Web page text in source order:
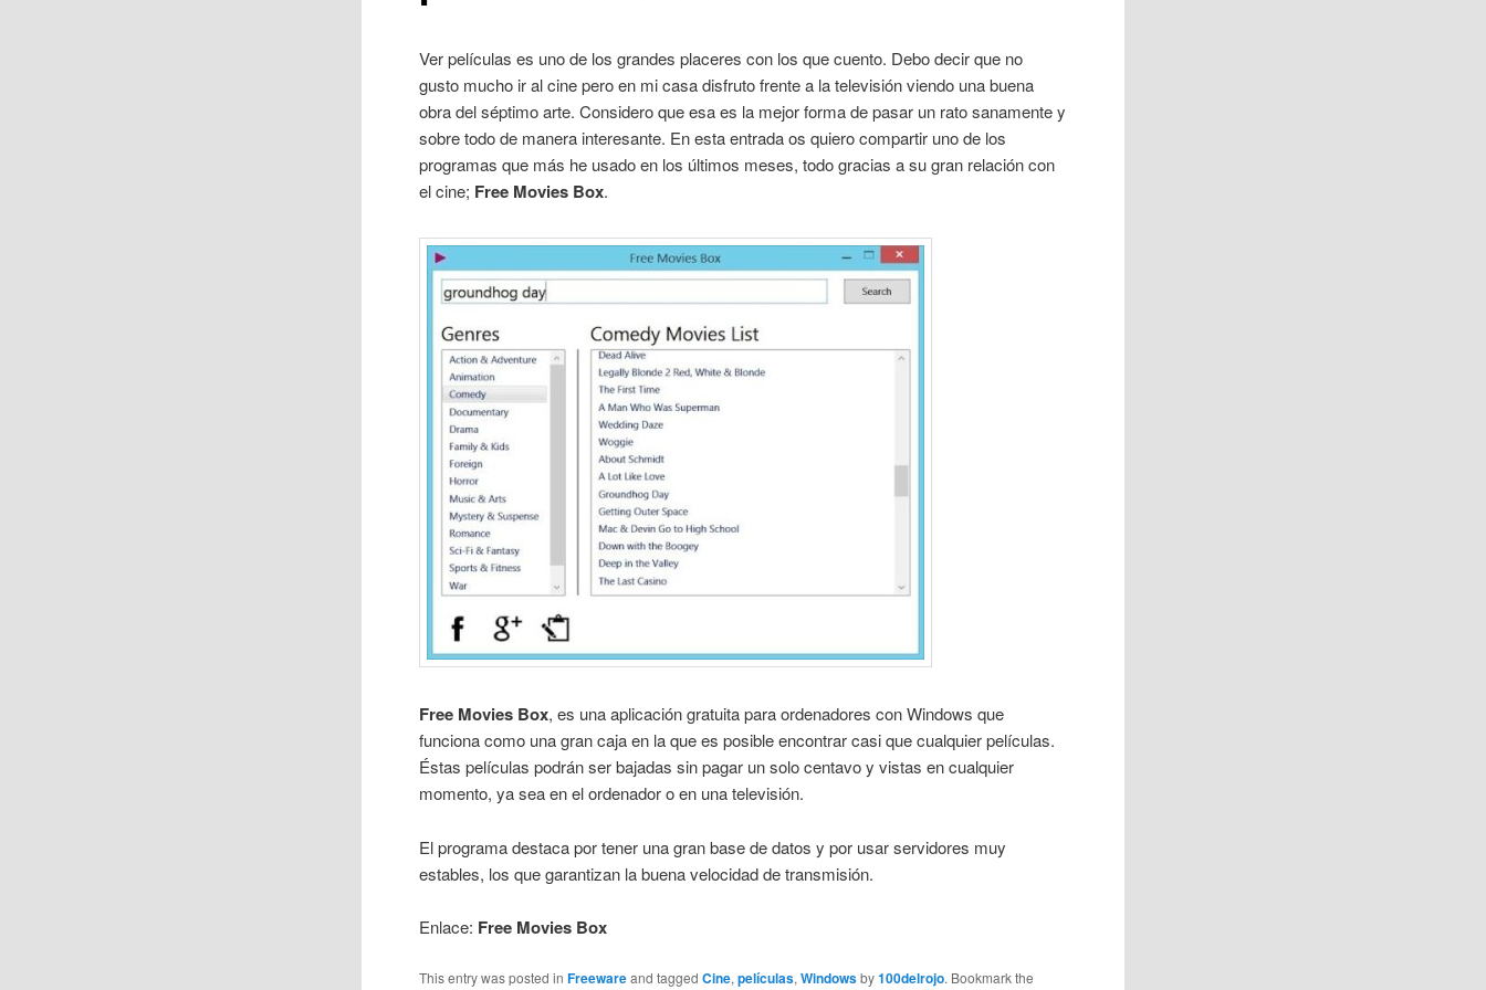
Ver películas es uno de los grandes placeres con los que cuento. Debo decir que no
gusto mucho ir al cine pero en mi casa disfruto frente a la televisión viendo una buena
obra del séptimo arte. Considero que esa es la mejor forma de pasar un rato sanamente y
sobre todo de manera interesante. En esta entrada os quiero compartir uno de los
programas que más he usado en los últimos meses, todo gracias a su gran relación con
el cine; Free Movies Box.
Free Movies Box, es una aplicación gratuita para ordenadores con Windows que
funciona como una gran caja en la que es posible encontrar casi que cualquier películas.
Éstas películas podrán ser bajadas sin pagar un solo centavo y vistas en cualquier
momento, ya sea en el ordenador o en una televisión.
El programa destaca por tener una gran base de datos y por usar servidores muy
estables, los que garantizan la buena velocidad de transmisión.
Enlace: Free Movies Box
This entry was posted inFreewareand taggedCine,películas,Windowsby100delrojo. Bookmark the